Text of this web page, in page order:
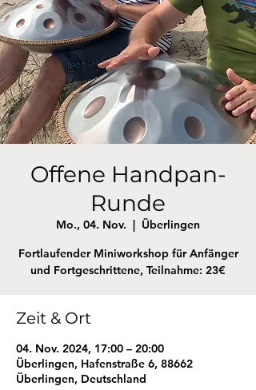
Offene Handpan-
Runde
Mo., 04. Nov.
  |
Überlingen
Fortlaufender Miniworkshop für Anfänger
und Fortgeschrittene, Teilnahme: 23€
Zeit & Ort
04. Nov. 2024, 17:00 – 20:00
Überlingen, Hafenstraße 6, 88662
Überlingen, Deutschland